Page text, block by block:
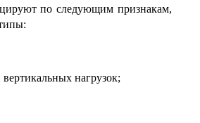
по следующим признакам,
нагрузок;